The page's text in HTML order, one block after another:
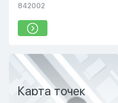
842002
Карта точек